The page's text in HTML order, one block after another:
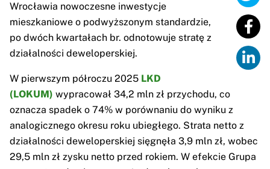
Wrocławia nowoczesne inwestycje
mieszkaniowe o podwyższonym standardzie,
po dwóch kwartałach br. odnotowuje stratę z
działalności deweloperskiej.
W pierwszym półroczu 2025 LKD
(LOKUM) wypracował 34,2 mln zł przychodu, co
oznacza spadek o 74% w porównaniu do wyniku z
analogicznego okresu roku ubiegłego. Strata netto z
działalności deweloperskiej sięgnęła 3,9 mln zł, wobec
29,5 mln zł zysku netto przed rokiem. W efekcie Grupa